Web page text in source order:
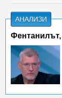
АНАЛИЗИ